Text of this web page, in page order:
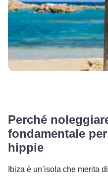
Perché
fondamentale
hippie
Ibiza è un’isola che merita